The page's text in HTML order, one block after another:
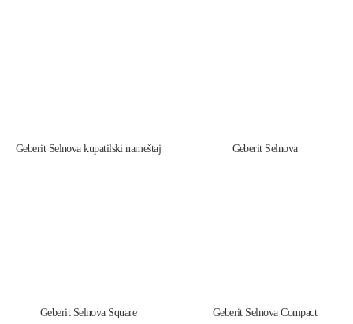
Geberit Selnova kupatilski nameštaj Geberit Selnova
Geberit Selnova Square Geberit Selnova Compact